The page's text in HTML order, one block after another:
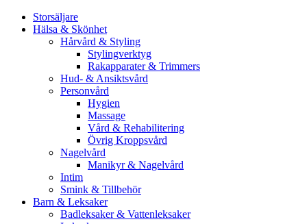
Storsäljare
Hälsa & Skönhet
Hårvård & Styling
Stylingverktyg
Rakapparater & Trimmers
Hud- & Ansiktsvård
Personvård
Hygien
Massage
Vård & Rehabilitering
Övrig Kroppsvård
Nagelvård
Manikyr & Nagelvård
Intim
Smink & Tillbehör
Barn & Leksaker
Badleksaker & Vattenleksaker